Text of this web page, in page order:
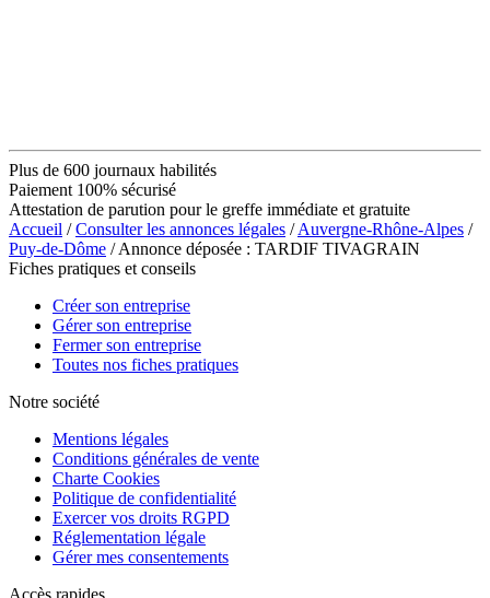
Plus de 600 journaux habilités
Paiement 100% sécurisé
Attestation de parution pour le greffe immédiate et gratuite
Accueil /Consulter les annonces légales /Auvergne-Rhône-Alpes /
Puy-de-Dôme / Annonce déposée : TARDIF TIVAGRAIN
Fiches pratiques et conseils
Créer son entreprise
Gérer son entreprise
Fermer son entreprise
Toutes nos fiches pratiques
Notre société
Mentions légales
Conditions générales de vente
Charte Cookies
Politique de confidentialité
Exercer vos droits RGPD
Réglementation légale
Gérer mes consentements
Accès rapides